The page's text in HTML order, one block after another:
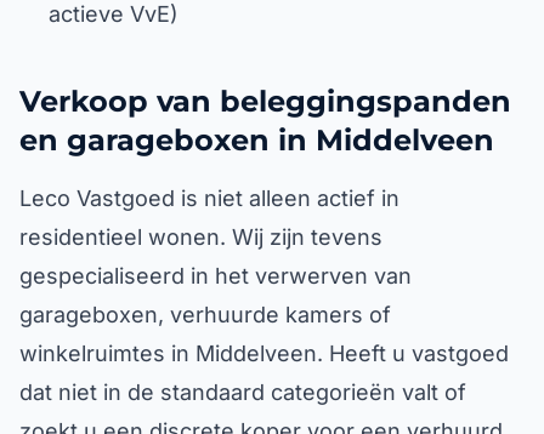
actieve VvE)
Verkoop van beleggingspanden
en garageboxen in Middelveen
Leco Vastgoed is niet alleen actief in
residentieel wonen. Wij zijn tevens
gespecialiseerd in het verwerven van
garageboxen, verhuurde kamers of
winkelruimtes in Middelveen. Heeft u vastgoed
dat niet in de standaard categorieën valt of